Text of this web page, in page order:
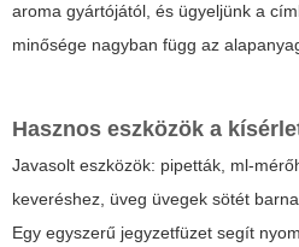
aroma gyártójától, és ügyeljünk a
minősége nagyban függ az
Hasznos eszközök a
Javasolt eszközök: pipetták, ml-
keveréshez, üveg üvegek sötét
Egy egyszerű jegyzetfüzet segít